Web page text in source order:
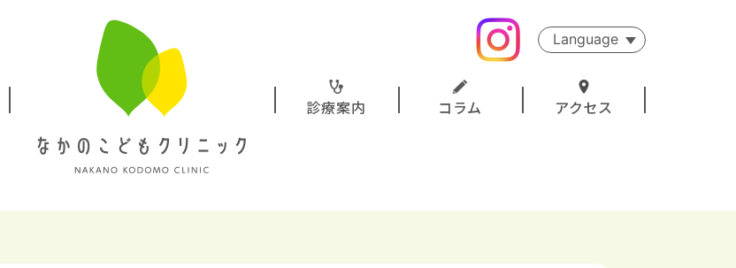
診療案内 コラム アクセス
Language